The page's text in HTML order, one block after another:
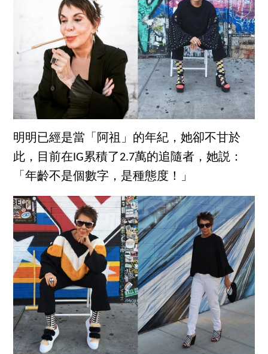
明明已經是當「阿祖」的年紀，她卻不甘於
此，目前在IG累積了2.7萬的追隨者，她説：
「年齡不是個數字，是種態度！」